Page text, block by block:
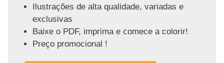
Ilustrações de alta qualidade, variadas e
exclusivas
Baixe o PDF, imprima e comece a colorir!
Preço promocional !